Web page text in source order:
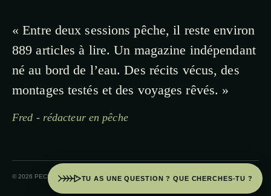
« Entre deux sessions pêche, il reste environ
889 articles à lire. Un magazine indépendant
né au bord de l’eau. Des récits vécus, des
montages testés et des voyages rêvés. »
Fred - rédacteur en pêche
© 2026 PECHE A LA MOUCHE · PAYS BASQUETU AS UNE QUESTION ? QUE CHERCHES-TU ?